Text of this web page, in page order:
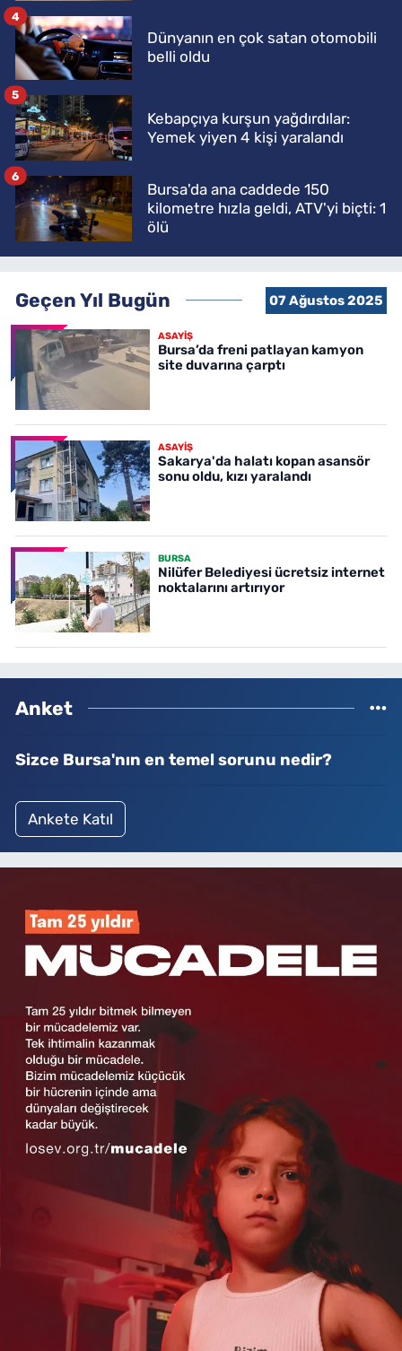
Dünyanın en çok satan otomobili
belli oldu
4
Kebapçıya kurşun yağdırdılar:
Yemek yiyen 4 kişi yaralandı
5
Bursa'da ana caddede 150
kilometre hızla geldi, ATV'yi biçti: 1
ölü
6
Geçen Yıl Bugün 07 Ağustos 2025
ASAYİŞ
Bursa’da freni patlayan kamyon
site duvarına çarptı
ASAYİŞ
Sakarya'da halatı kopan asansör
sonu oldu, kızı yaralandı
BURSA
Nilüfer Belediyesi ücretsiz internet
noktalarını artırıyor
Anket
Sizce Bursa'nın en temel sorunu nedir?
Ankete Katıl